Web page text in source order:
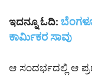
ಇದನ್ನೂ ಓದಿ:
ಕಾರ್ಮಿಕರ ಸಾವು
ಆ ಸಂದರ್ಭದಲ್ಲಿ ಆ